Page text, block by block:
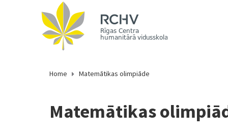
Home Matemātikas olimpiāde
Matemātikas